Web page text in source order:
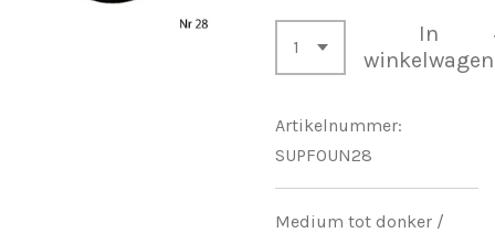
In
winkelwagen
Artikelnummer:
SUPFOUN28
Medium tot donker /